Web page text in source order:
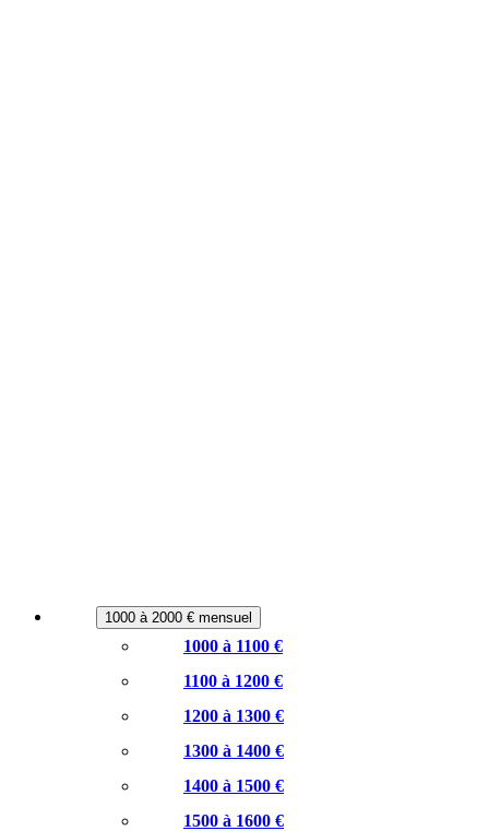
1000 à 2000 € mensuel
1000 à 1100 €
1100 à 1200 €
1200 à 1300 €
1300 à 1400 €
1400 à 1500 €
1500 à 1600 €